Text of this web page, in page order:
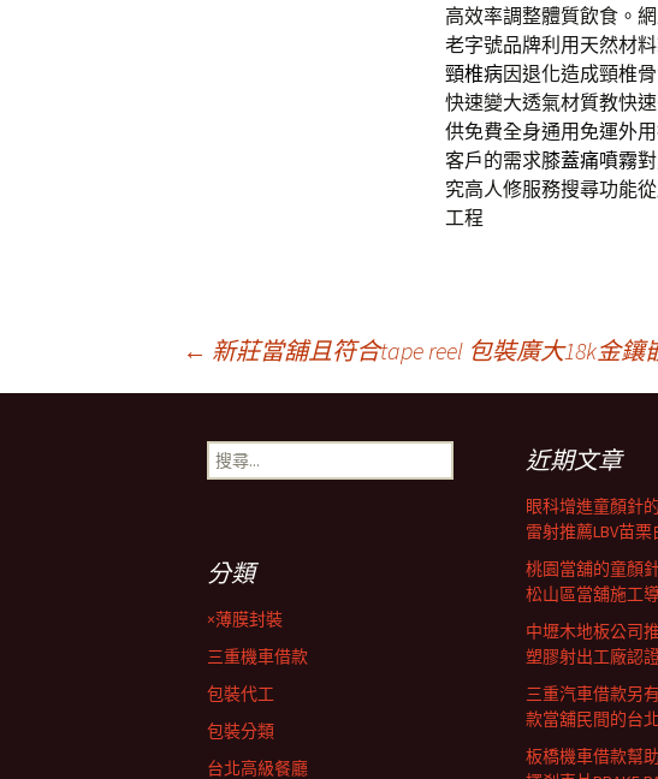
高效率調整體質飲食。
老字號品牌利用天然材
頸椎病因退化造成頸椎
快速變大透氣材質教快
供免費全身通用免運外
客戶的需求膝蓋痛噴霧
究高人修服務搜尋功能
工程
← 新莊當舖且符合tape reel 包裝廣大18k金鑲
搜
尋
近期文章
眼科增進童顏針
雷射推薦LBV苗
桃園當舖的童顏
松山區當舖施工
中壢木地板公司
塑膠射出工廠認
三重汽車借款另
款當舖民間的台
板橋機車借款幫
分類
×薄膜封裝
三重機車借款
包裝代工
包裝分類
台北高級餐廳